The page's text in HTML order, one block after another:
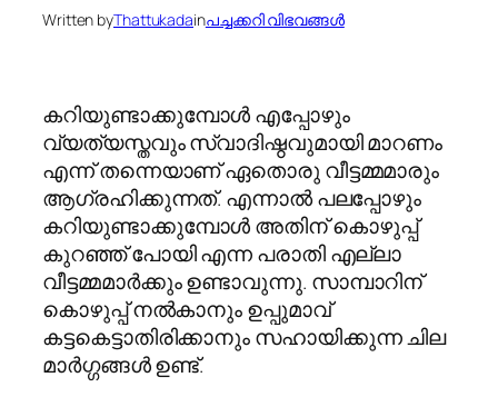
Written byThattukadainപച്ചക്കറി വിഭവങ്ങള്‍
കറിയുണ്ടാക്കുമ്പോള്‍ എപ്പോഴും
വ്യത്യസ്തവും സ്വാദിഷ്ഠവുമായി മാറണം
എന്ന് തന്നെയാണ് ഏതൊരു വീട്ടമ്മമാരും
ആഗ്രഹിക്കുന്നത്. എന്നാല്‍ പലപ്പോഴും
കറിയുണ്ടാക്കുമ്പോള്‍ അതിന് കൊഴുപ്പ്
കുറഞ്ഞ് പോയി എന്ന പരാതി എല്ലാ
വീട്ടമ്മമാര്‍ക്കും ഉണ്ടാവുന്നു. സാമ്പാറിന്
കൊഴുപ്പ് നല്‍കാനും ഉപ്പുമാവ്
കട്ടകെട്ടാതിരിക്കാനും സഹായിക്കുന്ന ചില
മാര്‍ഗ്ഗങ്ങള്‍ ഉണ്ട്.